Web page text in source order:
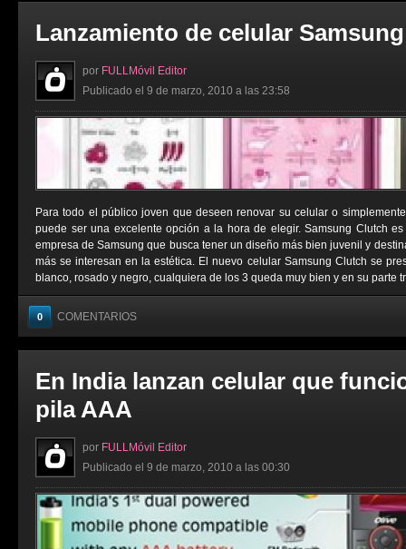
Lanzamiento de celular
por FULLMóvil Editor
Publicado el 9 de marzo, 2010 a las 23:58
Para todo el público joven que deseen renovar su celular o
puede ser una excelente opción a la hora de elegir. Samsung Clutch
empresa de Samsung que busca tener un diseño más bien juvenil y
más se interesan en la estética. El nuevo celular Samsung Clutch se
blanco, rosado y negro, cualquiera de los 3 queda muy bien y en su parte
0 COMENTARIOS
En India lanzan celular que
pila AAA
por FULLMóvil Editor
Publicado el 9 de marzo, 2010 a las 00:30